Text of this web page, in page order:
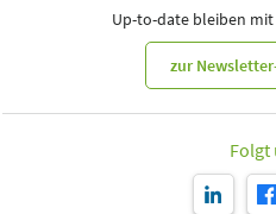
Up-to-date bleiben
zur
Folgt